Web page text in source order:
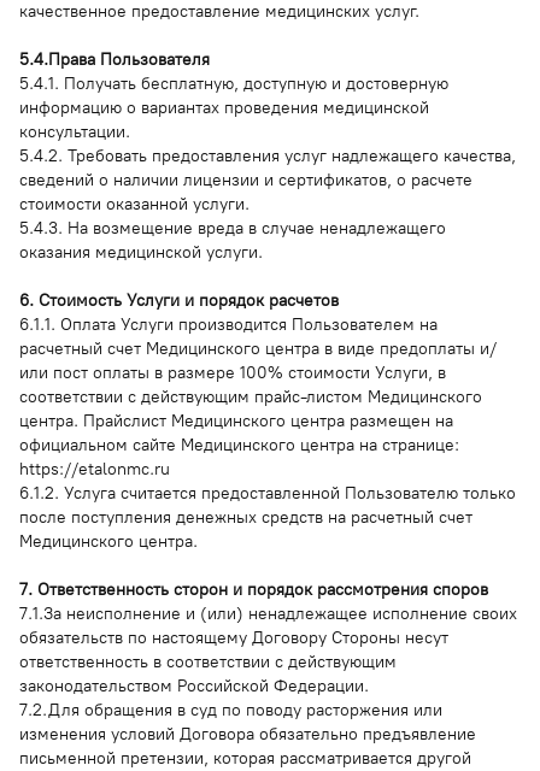
качественное предоставление медицинских услуг.
5.4.Права Пользователя
5.4.1. Получать бесплатную, доступную и достоверную
информацию о вариантах проведения медицинской
консультации.
5.4.2. Требовать предоставления услуг надлежащего качества,
сведений о наличии лицензии и сертификатов, о расчете
стоимости оказанной услуги.
5.4.3. На возмещение вреда в случае ненадлежащего
оказания медицинской услуги.
6. Стоимость Услуги и порядок расчетов
6.1.1. Оплата Услуги производится Пользователем на
расчетный счет Медицинского центра в виде предоплаты и/
или пост оплаты в размере 100% стоимости Услуги, в
соответствии с действующим прайс-листом Медицинского
центра. Прайслист Медицинского центра размещен на
официальном сайте Медицинского центра на странице:
https://etalonmc.ru
6.1.2. Услуга считается предоставленной Пользователю только
после поступления денежных средств на расчетный счет
Медицинского центра.
7. Ответственность сторон и порядок рассмотрения споров
7.1.За неисполнение и (или) ненадлежащее исполнение своих
обязательств по настоящему Договору Стороны несут
ответственность в соответствии с действующим
законодательством Российской Федерации.
7.2.Для обращения в суд по поводу расторжения или
изменения условий Договора обязательно предъявление
письменной претензии, которая рассматривается другой